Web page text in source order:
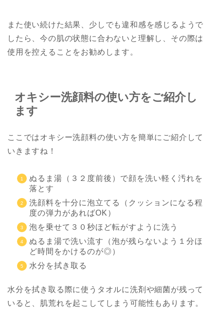
また使い続けた結果、少しでも違和感を感じるようで
したら、今の肌の状態に合わないと理解し、その際は
使用を控えることをお勧めします。
オキシー洗顔料の使い方をご紹介し
ます
ここではオキシー洗顔料の使い方を簡単にご紹介して
いきますね！
ぬるま湯（３２度前後）で顔を洗い軽く汚れを
落とす
洗顔料を十分に泡立てる（クッションになる程
度の弾力があればOK）
泡を乗せて３０秒ほど転がすように洗う
ぬるま湯で洗い流す（泡が残らないよう１分ほ
ど時間をかけるのが◎）
水分を拭き取る
水分を拭き取る際に使うタオルに洗剤や細菌が残って
いると、肌荒れを起こしてしまう可能性もあります。